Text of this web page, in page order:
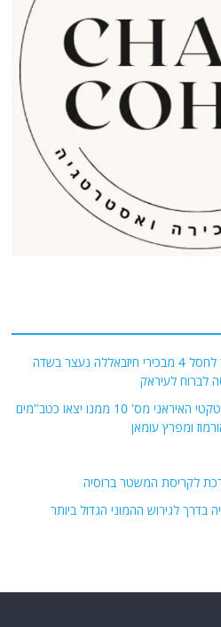
AFP: "סוכן בכיר" של המוסד שעזר לחסל 4 מבכירי חיזבאללה נעצר בשדה
לברוח לעיראק
ארה"ב תקפה את הבסיס האווירי הטקטי האיראני מס' 10 ממנו יצאו כטב"מים
ומפרץ עומאן
לקריסת המשטר ברוסיה
בדרך לגירוש ההמוני הגדול ביותר